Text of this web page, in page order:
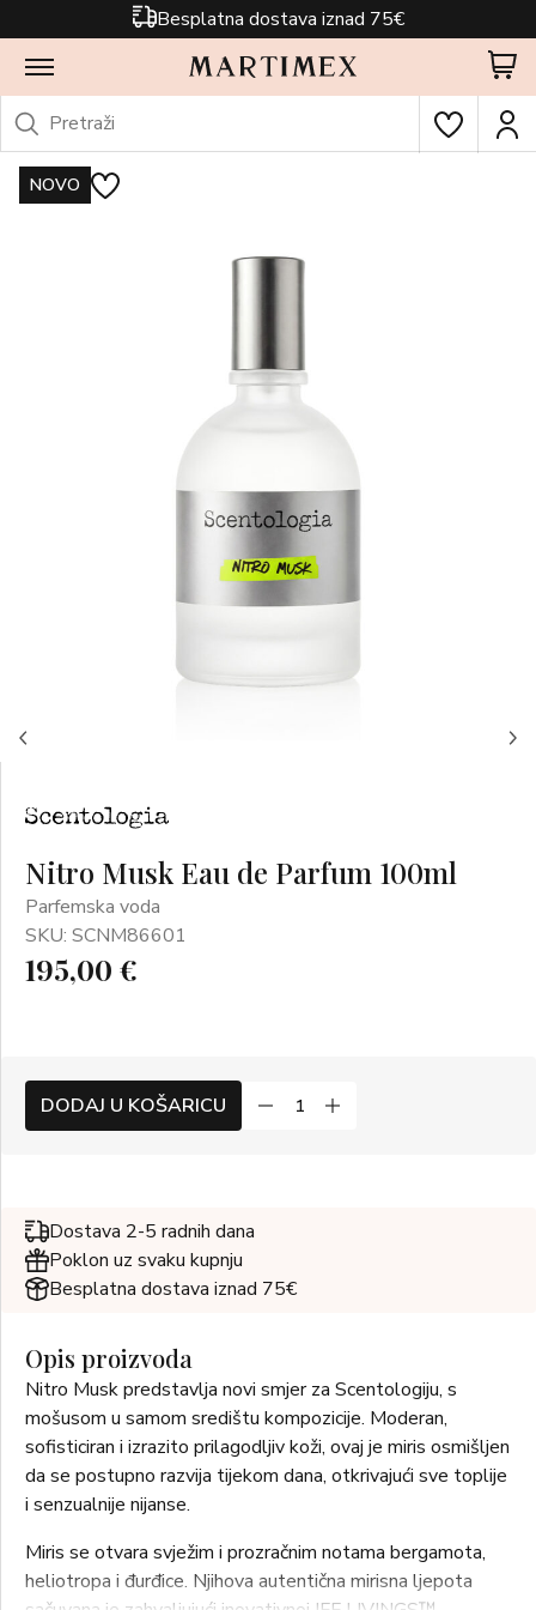
Besplatna dostava iznad 75€
NOVO
Nitro Musk Eau de Parfum 100ml
Parfemska voda
SKU: SCNM86601
195,00 €
DODAJ U KOŠARICU
Dostava 2-5 radnih dana
Poklon uz svaku kupnju
Besplatna dostava iznad 75€
Opis proizvoda
Nitro Musk predstavlja novi smjer za Scentologiju, s
mošusom u samom središtu kompozicije. Moderan,
sofisticiran i izrazito prilagodljiv koži, ovaj je miris osmišljen
da se postupno razvija tijekom dana, otkrivajući sve toplije
i senzualnije nijanse.
Miris se otvara svježim i prozračnim notama bergamota,
heliotropa i đurđice. Njihova autentična mirisna ljepota